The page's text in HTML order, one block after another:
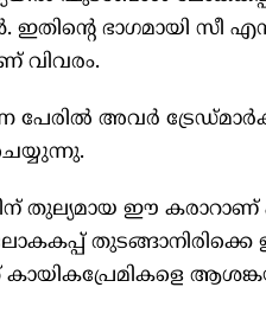
ഇതിന്റെ ഭാഗമായി
വിവരം.
അവർ
തുല്യമായ ഈ കരാറാണ്
തുടങ്ങാനിരിക്കെ